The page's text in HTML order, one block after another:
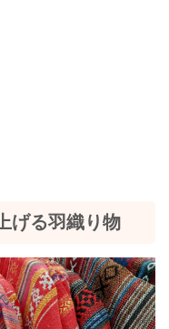
げる羽織り物